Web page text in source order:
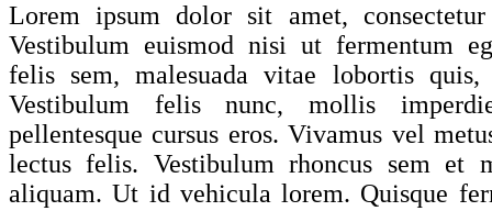
Lorem ipsum dolor sit amet,
Vestibulum euismod nisi ut fermentum
felis sem, malesuada vitae lobortis
Vestibulum felis nunc, mollis
pellentesque cursus eros. Vivamus vel
lectus felis. Vestibulum rhoncus sem et
aliquam. Ut id vehicula lorem. Quisque